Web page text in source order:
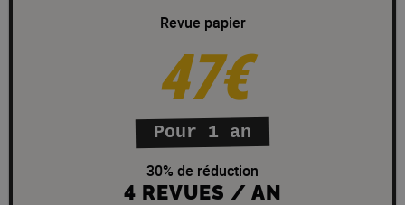
Revue papier
47€
Pour 1 an
30% de réduction
4 REVUES / AN